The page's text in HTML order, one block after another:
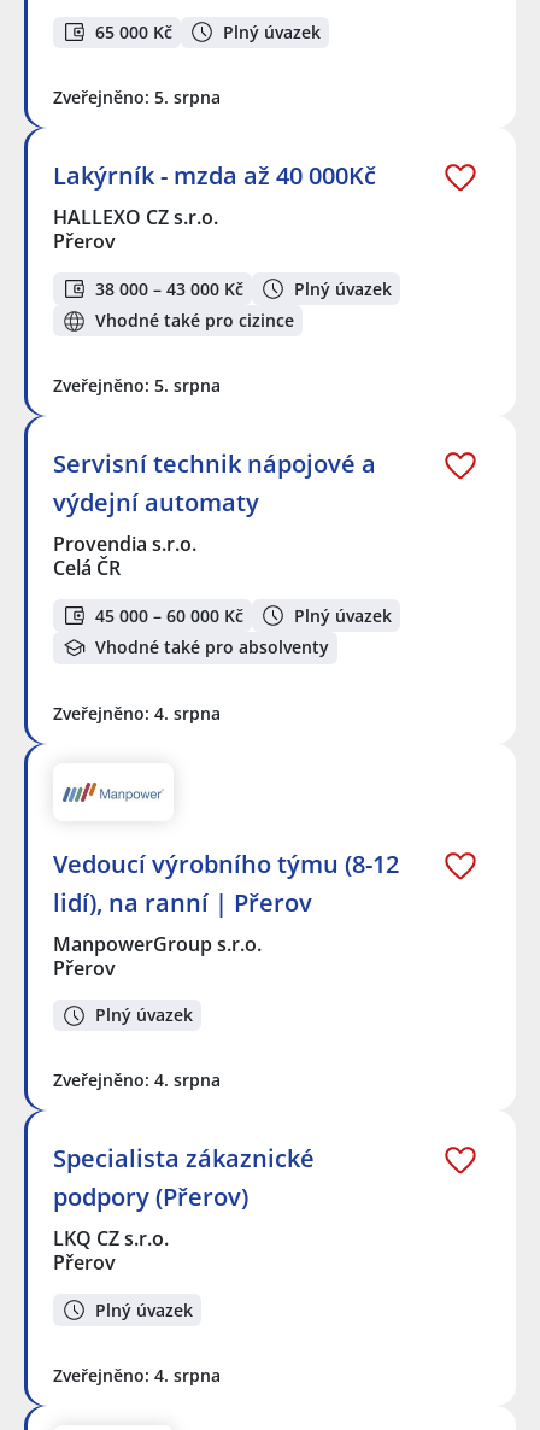
65 000 Kč Plný úvazek
Zveřejněno: 5. srpna
Lakýrník - mzda až 40 000Kč
HALLEXO CZ s.r.o.
Přerov
38 000 – 43 000 Kč
Plný úvazek
Vhodné také pro cizince
Zveřejněno: 5. srpna
Servisní technik nápojové a
výdejní automaty
Provendia s.r.o.
Celá ČR
45 000 – 60 000 Kč
Plný úvazek
Vhodné také pro absolventy
Zveřejněno: 4. srpna
Vedoucí výrobního týmu (8-12
lidí), na ranní | Přerov
ManpowerGroup s.r.o.
Přerov
Plný úvazek
Zveřejněno: 4. srpna
Specialista zákaznické
podpory (Přerov)
LKQ CZ s.r.o.
Přerov
Plný úvazek
Zveřejněno: 4. srpna